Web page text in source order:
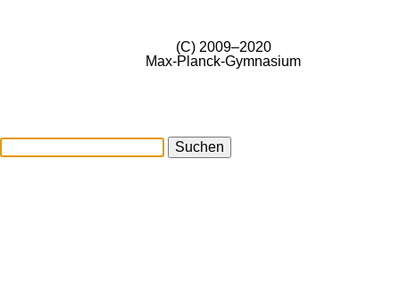
(C) 2009–2020
Max-Planck-Gymnasium
Suchen